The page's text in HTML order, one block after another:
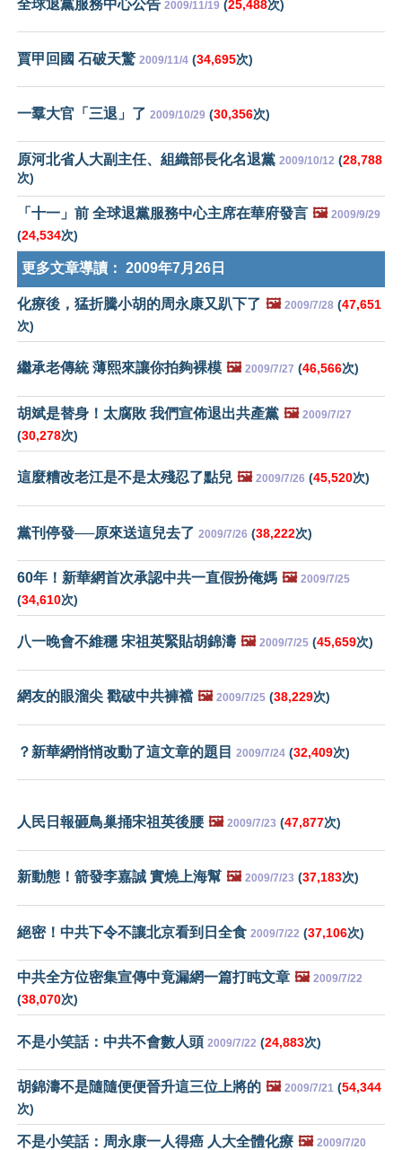
全球退黨服務中心公告 2009/11/19 (25,488次)
賈甲回國 石破天驚 2009/11/4 (34,695次)
一羣大官「三退」了 2009/10/29 (30,356次)
原河北省人大副主任、組織部長化名退黨 2009/10/12 (28,788
次)
「十一」前 全球退黨服務中心主席在華府發言 🖼️ 2009/9/29
(24,534次)
更多文章導讀： 2009年7月26日
化療後，猛折騰小胡的周永康又趴下了 🖼️ 2009/7/28 (47,651
次)
繼承老傳統 薄熙來讓你拍夠裸模 🖼️ 2009/7/27 (46,566次)
胡斌是替身！太腐敗 我們宣佈退出共產黨 🖼️ 2009/7/27
(30,278次)
這麼糟改老江是不是太殘忍了點兒 🖼️ 2009/7/26 (45,520次)
黨刊停發──原來送這兒去了 2009/7/26 (38,222次)
60年！新華網首次承認中共一直假扮俺媽 🖼️ 2009/7/25
(34,610次)
八一晚會不維穩 宋祖英緊貼胡錦濤 🖼️ 2009/7/25 (45,659次)
網友的眼溜尖 戳破中共褲襠 🖼️ 2009/7/25 (38,229次)
？新華網悄悄改動了這文章的題目 2009/7/24 (32,409次)
人民日報砸鳥巢捅宋祖英後腰 🖼️ 2009/7/23 (47,877次)
新動態！箭發李嘉誠 實燒上海幫 🖼️ 2009/7/23 (37,183次)
絕密！中共下令不讓北京看到日全食 2009/7/22 (37,106次)
中共全方位密集宣傳中竟漏網一篇打盹文章 🖼️ 2009/7/22
(38,070次)
不是小笑話：中共不會數人頭 2009/7/22 (24,883次)
胡錦濤不是隨隨便便晉升這三位上將的 🖼️ 2009/7/21 (54,344
次)
不是小笑話：周永康一人得癌 人大全體化療 🖼️ 2009/7/20